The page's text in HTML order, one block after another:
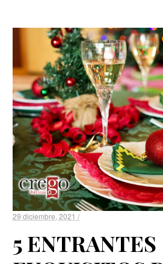
29 diciembre, 2021 /
5 ENTRANTES